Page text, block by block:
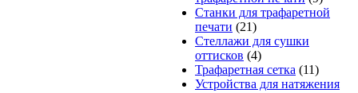
Станки для трафаретной
печати (21)
Стеллажи для сушки
оттисков (4)
Трафаретная сетка (11)
Устройства для натяжения